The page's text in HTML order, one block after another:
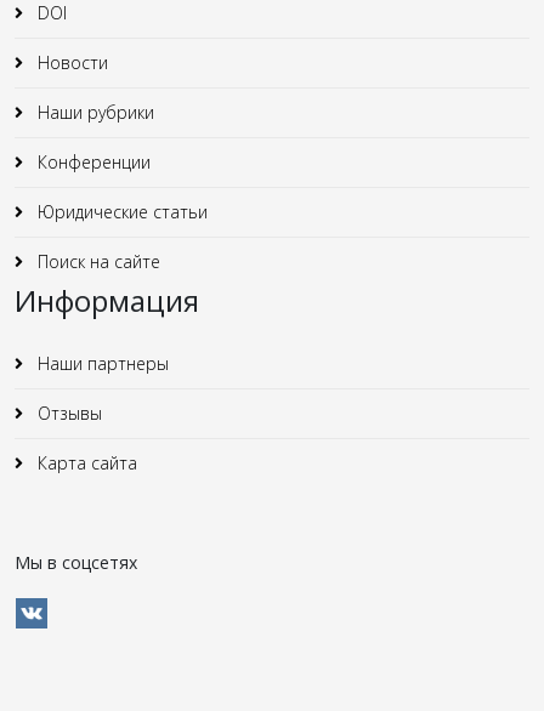
DOI
Новости
Наши рубрики
Конференции
Юридические статьи
Поиск на сайте
Информация
Наши партнеры
Отзывы
Карта сайта
Мы в соцсетях